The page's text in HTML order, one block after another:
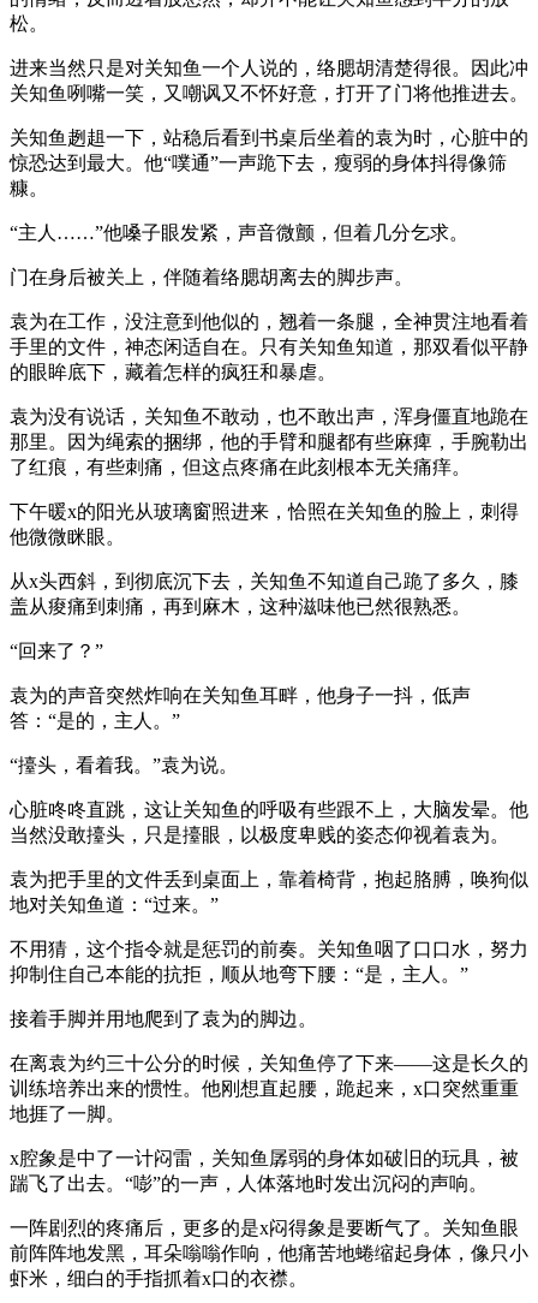
松。
进来当然只是对关知鱼一个人说的，络腮胡清楚得很。因此冲
关知鱼咧嘴一笑，又嘲讽又不怀好意，打开了门将他推进去。
关知鱼趔趄一下，站稳后看到书桌后坐着的袁为时，心脏中的
惊恐达到最大。他“噗通”一声跪下去，瘦弱的身体抖得像筛
糠。
“主人……”他嗓子眼发紧，声音微颤，但着几分乞求。
门在身后被关上，伴随着络腮胡离去的脚步声。
袁为在工作，没注意到他似的，翘着一条腿，全神贯注地看着
手里的文件，神态闲适自在。只有关知鱼知道，那双看似平静
的眼眸底下，藏着怎样的疯狂和暴虐。
袁为没有说话，关知鱼不敢动，也不敢出声，浑身僵直地跪在
那里。因为绳索的捆绑，他的手臂和腿都有些麻痺，手腕勒出
了红痕，有些刺痛，但这点疼痛在此刻根本无关痛痒。
下午暖x的阳光从玻璃窗照进来，恰照在关知鱼的脸上，刺得
他微微眯眼。
从x头西斜，到彻底沉下去，关知鱼不知道自己跪了多久，膝
盖从痠痛到刺痛，再到麻木，这种滋味他已然很熟悉。
“回来了？”
袁为的声音突然炸响在关知鱼耳畔，他身子一抖，低声
答：“是的，主人。”
“擡头，看着我。”袁为说。
心脏咚咚直跳，这让关知鱼的呼吸有些跟不上，大脑发晕。他
当然没敢擡头，只是擡眼，以极度卑贱的姿态仰视着袁为。
袁为把手里的文件丢到桌面上，靠着椅背，抱起胳膊，唤狗似
地对关知鱼道：“过来。”
不用猜，这个指令就是惩罚的前奏。关知鱼咽了口口水，努力
抑制住自己本能的抗拒，顺从地弯下腰：“是，主人。”
接着手脚并用地爬到了袁为的脚边。
在离袁为约三十公分的时候，关知鱼停了下来——这是长久的
训练培养出来的惯性。他刚想直起腰，跪起来，x口突然重重
地捱了一脚。
x腔象是中了一计闷雷，关知鱼孱弱的身体如破旧的玩具，被
踹飞了出去。“嘭”的一声，人体落地时发出沉闷的声响。
一阵剧烈的疼痛后，更多的是x闷得象是要断气了。关知鱼眼
前阵阵地发黑，耳朵嗡嗡作响，他痛苦地蜷缩起身体，像只小
虾米，细白的手指抓着x口的衣襟。